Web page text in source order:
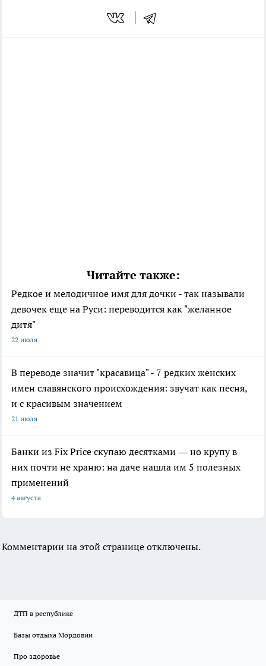
Читайте также:
Редкое и мелодичное имя для дочки - так называли
девочек еще на Руси: переводится как "желанное
дитя"
22 июля
В переводе значит "красавица" - 7 редких женских
имен славянского происхождения: звучат как песня,
и с красивым значением
21 июля
Банки из Fix Price скупаю десятками — но крупу в
них почти не храню: на даче нашла им 5 полезных
применений
4 августа
Комментарии на этой странице отключены.
ДТП в республике
Базы отдыха Мордовии
Про здоровье